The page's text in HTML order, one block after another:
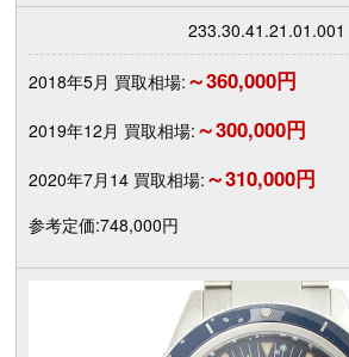
233.30.41.21.01.001
2018年5月 買取相場: ～360,000円
2019年12月 買取相場: ～300,000円
2020年7月14 買取相場: ～310,000円
参考定価:748,000円